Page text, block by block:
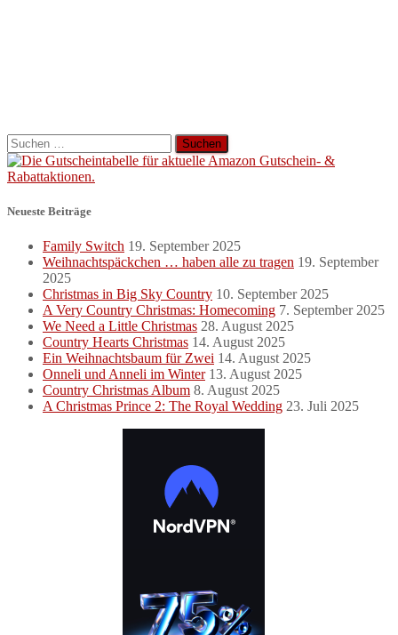
Suchen
nach:
Neueste Beiträge
Family Switch 19. September 2025
Weihnachtspäckchen … haben alle zu tragen 19. September
2025
Christmas in Big Sky Country 10. September 2025
A Very Country Christmas: Homecoming 7. September 2025
We Need a Little Christmas 28. August 2025
Country Hearts Christmas 14. August 2025
Ein Weihnachtsbaum für Zwei 14. August 2025
Onneli und Anneli im Winter 13. August 2025
Country Christmas Album 8. August 2025
A Christmas Prince 2: The Royal Wedding 23. Juli 2025